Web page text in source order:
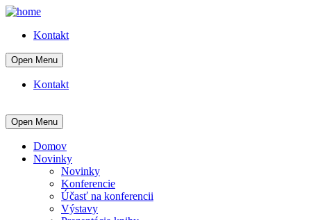
Kontakt
Open Menu
Kontakt
Open Menu
Domov
Novinky
Novinky
Konferencie
Účasť na konferencii
Výstavy